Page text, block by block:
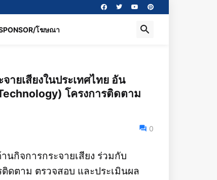
โฆษณา
ายเสียงในประเทศไทย อัน
โครงการติดตาม
0
กิจการกระจายเสียง ร่วมกับ
ดตาม ตรวจสอบ และประเมินผล